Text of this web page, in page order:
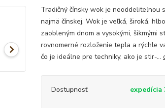
Tradičný čínsky wok je neoddeliteľnou
najmä čínskej. Wok je veľká, široká,
zaobleným dnom a vysokými, šikmými
rovnomerné rozloženie tepla a rýchle
čo je ideálne pre techniky, ako je stir-...
Dostupnosť expedícia